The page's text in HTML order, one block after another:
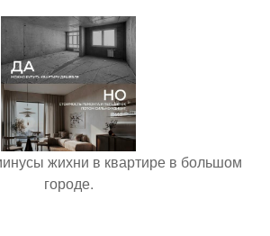
жихни в квартире в большом
городе.